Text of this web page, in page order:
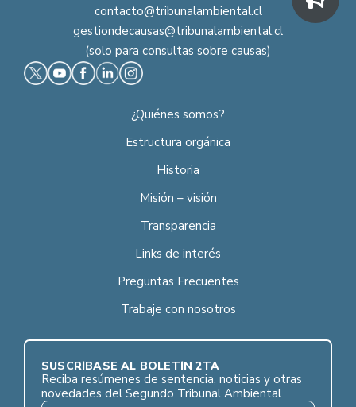
contacto@tribunalambiental.cl
gestiondecausas@tribunalambiental.cl
(solo para consultas sobre causas)
¿Quiénes somos?
Estructura orgánica
Historia
Misión – visión
Transparencia
Links de interés
Preguntas Frecuentes
Trabaje con nosotros
SUSCRÍBASE AL BOLETÍN 2TA
Reciba resúmenes de sentencia, noticias y otras
novedades del Segundo Tribunal Ambiental